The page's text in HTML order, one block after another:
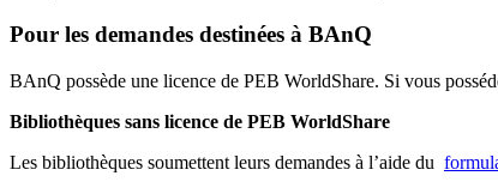
Pour les demandes destinées à BAnQ
BAnQ possède une licence de PEB WorldShare. Si vous
Bibliothèques sans licence de PEB WorldShare
Les bibliothèques soumettent leurs demandes à l’aide du